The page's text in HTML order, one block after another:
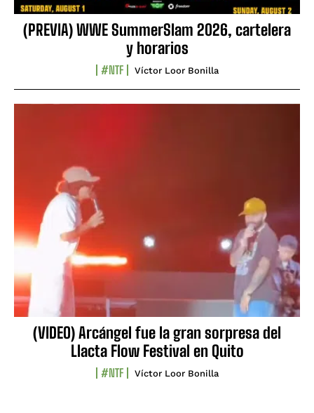
(PREVIA) WWE SummerSlam 2026, cartelera
y horarios
#NTF Víctor Loor Bonilla
(VIDEO) Arcángel fue la gran sorpresa del
Llacta Flow Festival en Quito
#NTF Víctor Loor Bonilla